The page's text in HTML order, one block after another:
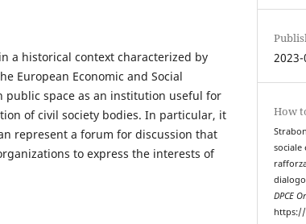
a historical context characterized by
European Economic and Social
public space as an institution useful for
of civil society bodies. In particular, it
represent a forum for discussion that
to express the interests of
How
sociale
DPCE
https://